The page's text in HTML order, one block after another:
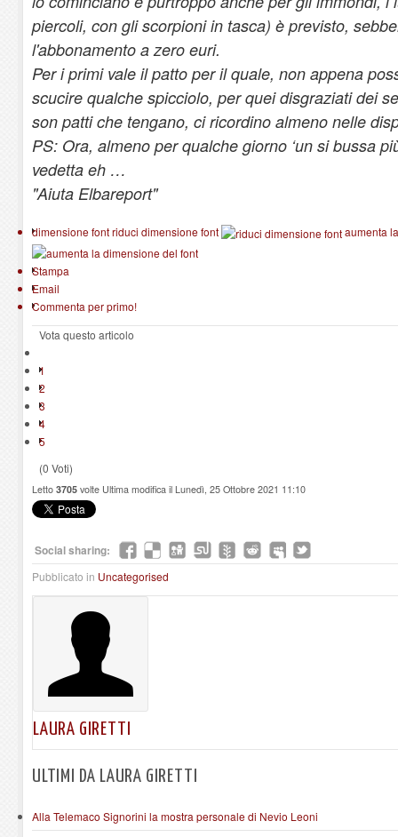
piercoli, con gli scorpioni in tasca) è previsto,
l'abbonamento a zero euri.
Per i primi vale il patto per il quale, non appena
scucire qualche spicciolo, per quei disgraziati dei
son patti che tengano, ci ricordino almeno nelle
PS: Ora, almeno per qualche giorno ‘un si bussa
vedetta eh …
"Aiuta Elbareport"
dimensione fontriduci dimensione font aumenta
Stampa
Email
Commenta per primo!
Vota questo articolo
1
2
3
4
5
(0 Voti)
Letto 3705 volte Ultima modifica il Lunedì, 25 Ottobre 2021 11:10
Social sharing:
Pubblicato in Uncategorised
LAURA GIRETTI
ULTIMI DA LAURA GIRETTI
Alla Telemaco Signorini la mostra personale di Nevio Leoni